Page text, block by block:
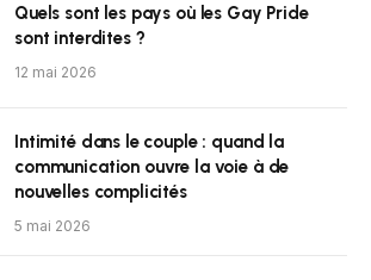
Quels sont les pays où les Gay Pride
sont interdites ?
12 mai 2026
Intimité dans le couple : quand la
communication ouvre la voie à de
nouvelles complicités
5 mai 2026